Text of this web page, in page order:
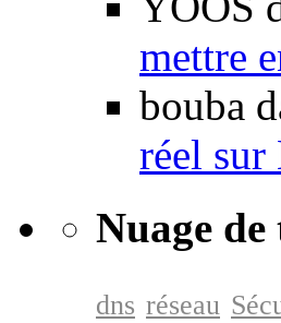
mettre
bouba
réel
Nuage de
dns réseau